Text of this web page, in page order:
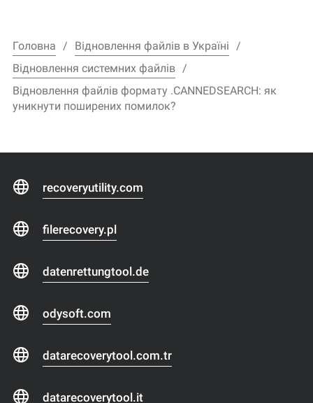
Головна
Відновлення файлів в Україні
Відновлення системних файлів
Відновлення файлів формату .CANNEDSEARCH: як
уникнути поширених помилок?
recoveryutility.com
filerecovery.pl
datenrettungtool.de
odysoft.com
datarecoverytool.com.tr
datarecoverytool.it